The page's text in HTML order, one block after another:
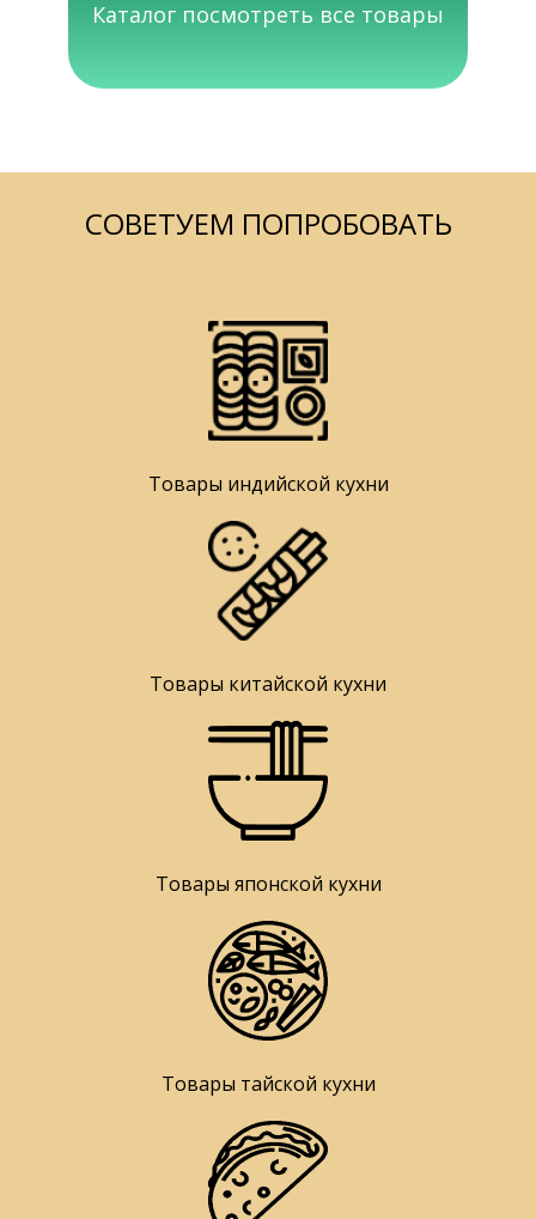
Каталог посмотреть все товары
СОВЕТУЕМ ПОПРОБОВАТЬ
Товары индийской кухни
Товары китайской кухни
Товары японской кухни
Товары тайской кухни